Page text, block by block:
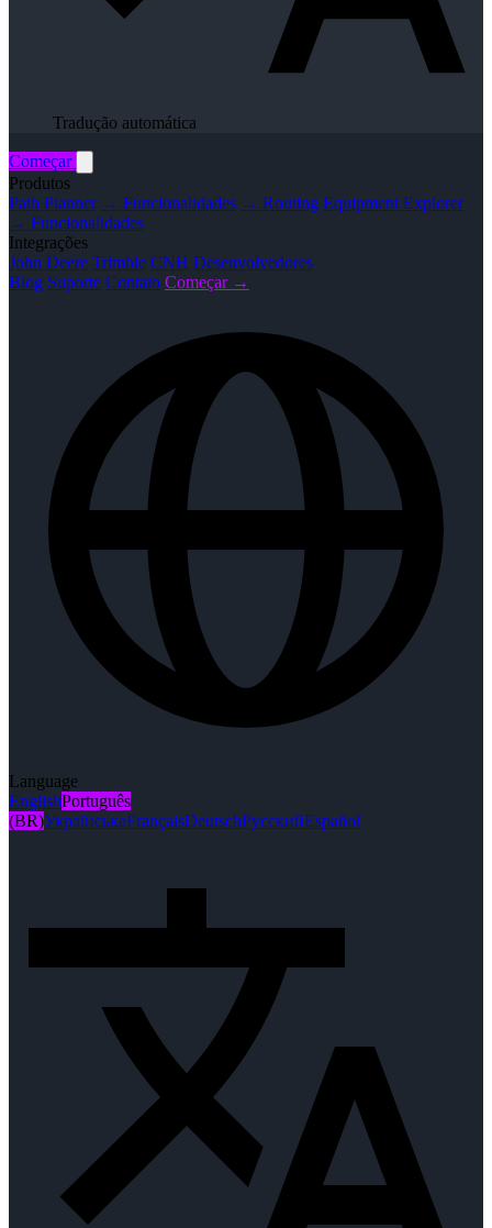
Tradução automática
Começar
Produtos
Path Planner → Funcionalidades → Routing Equipment Explorer
→ Funcionalidades
Integrações
John Deere Trimble CNH Desenvolvedores
Blog Suporte Contato Começar →
Language
EnglishPortuguês
(BR)УкраїнськаFrançaisDeutschРусскийEspañol